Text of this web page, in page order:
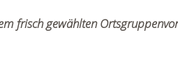
frisch gewählten